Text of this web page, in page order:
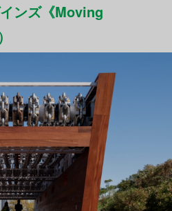
ンズ《Moving